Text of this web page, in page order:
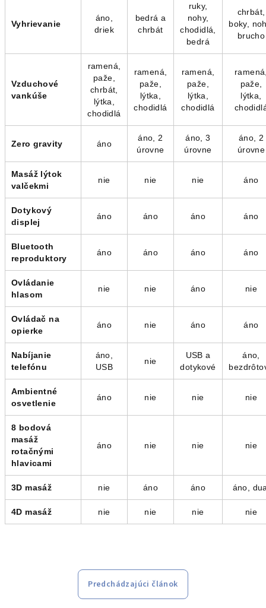
Vyhrievanie
áno,
driek
bedrá a
chrbát
ruky,
nohy,
chodidlá,
bedrá
chrbát,
boky,
brucho
Vzduchové
vankúše
ramená,
paže,
chrbát,
lýtka,
chodidlá
ramená,
paže,
lýtka,
chodidlá
ramená,
paže,
lýtka,
chodidlá
paže,
lýtka,
Zero gravity áno
áno, 2
úrovne
áno, 3
úrovne
áno, 2
úrovne
Masáž lýtok
valčekmi
nie nie nie áno
Dotykový
displej
áno áno áno áno
Bluetooth
reproduktory
áno áno áno áno
Ovládanie
hlasom
nie nie áno nie
Ovládač na
opierke
áno nie áno áno
Nabíjanie
telefónu
áno,
USB
nie
USB a
dotykové
áno,
Ambientné
osvetlenie
áno nie nie nie
8 bodová
masáž
rotačnými
hlavicami
áno nie nie nie
3D masáž nie áno áno áno,
4D masáž nie nie nie nie
Predchádzajúci článok